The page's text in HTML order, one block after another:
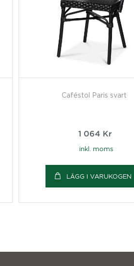
Caféstol Paris svart
1 064 Kr
inkl. moms
LÄGG I VARUKOGEN